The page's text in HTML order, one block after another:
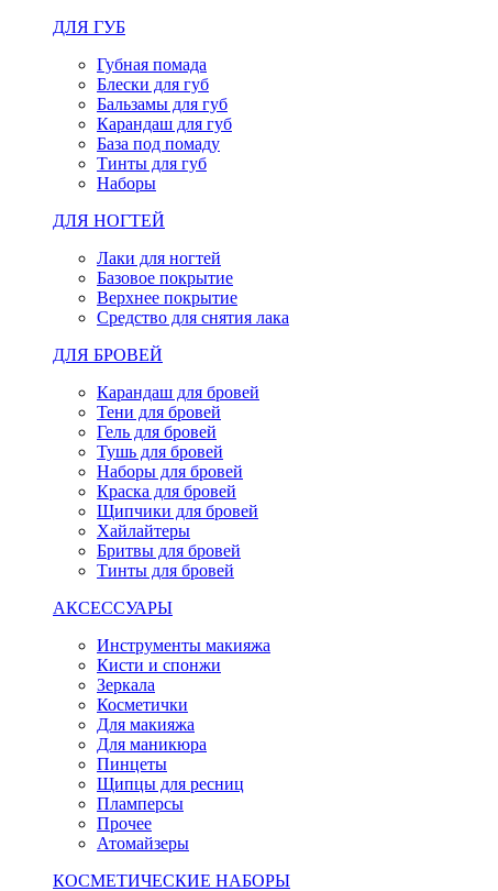
ДЛЯ ГУБ
Губная помада
Блески для губ
Бальзамы для губ
Карандаш для губ
База под помаду
Тинты для губ
Наборы
ДЛЯ НОГТЕЙ
Лаки для ногтей
Базовое покрытие
Верхнее покрытие
Средство для снятия лака
ДЛЯ БРОВЕЙ
Карандаш для бровей
Тени для бровей
Гель для бровей
Тушь для бровей
Наборы для бровей
Краска для бровей
Щипчики для бровей
Хайлайтеры
Бритвы для бровей
Тинты для бровей
АКСЕССУАРЫ
Инструменты макияжа
Кисти и спонжи
Зеркала
Косметички
Для макияжа
Для маникюра
Пинцеты
Щипцы для ресниц
Пламперсы
Прочее
Атомайзеры
КОСМЕТИЧЕСКИЕ НАБОРЫ